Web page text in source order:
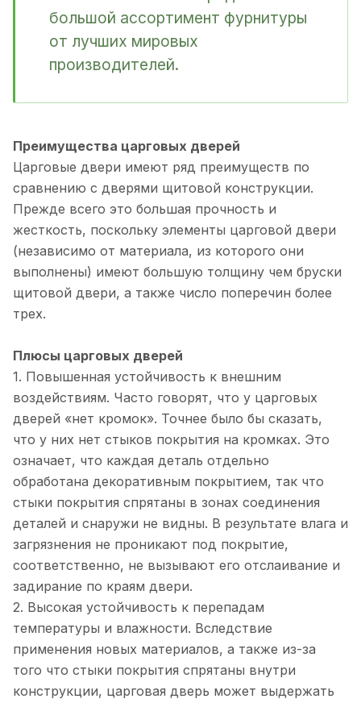
большой ассортимент фурнитуры
от лучших мировых
производителей.
Преимущества царговых дверей
Царговые двери имеют ряд преимуществ по
сравнению с дверями щитовой конструкции.
Прежде всего это большая прочность и
жесткость, поскольку элементы царговой двери
(независимо от материала, из которого они
выполнены) имеют большую толщину чем бруски
щитовой двери, а также число поперечин более
трех.
Плюсы царговых дверей
1. Повышенная устойчивость к внешним
воздействиям. Часто говорят, что у царговых
дверей «нет кромок». Точнее было бы сказать,
что у них нет стыков покрытия на кромках. Это
означает, что каждая деталь отдельно
обработана декоративным покрытием, так что
стыки покрытия спрятаны в зонах соединения
деталей и снаружи не видны. В результате влага и
загрязнения не проникают под покрытие,
соответственно, не вызывают его отслаивание и
задирание по краям двери.
2. Высокая устойчивость к перепадам
температуры и влажности. Вследствие
применения новых материалов, а также из-за
того что стыки покрытия спрятаны внутри
конструкции, царговая дверь может выдержать